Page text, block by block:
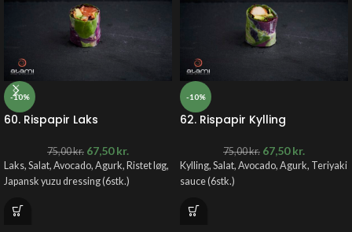
-10%
60. Rispapir Laks
75,00kr. 67,50kr.
Laks, Salat, Avocado, Agurk, Ristet løg,
Japansk yuzu dressing (6stk.)
-10%
62. Rispapir Kylling
75,00kr. 67,50kr.
Kylling, Salat, Avocado, Agurk, Teriyaki
sauce (6stk.)